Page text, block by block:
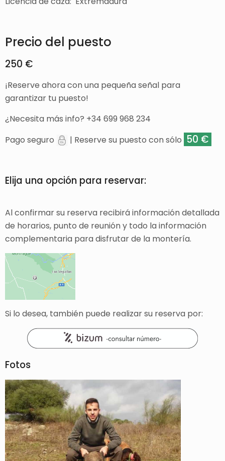
Precio del puesto
250 €
¡Reserve ahora con una pequeña señal para
garantizar tu puesto!
¿Necesita más info? +34 699 968 234
Pago seguro
| Reserve su puesto con sólo 50 €
Elija una opción para reservar:
Al confirmar su reserva recibirá información detallada
de horarios, punto de reunión y todo la información
complementaria para disfrutar de la montería.
Si lo desea, también puede realizar su reserva por:
Fotos